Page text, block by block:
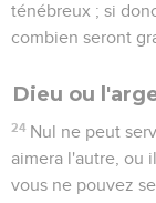
ténébreux ; si
combien seront
Dieu ou
24 Nul ne peut
aimera l'autre, ou
vous ne pouvez